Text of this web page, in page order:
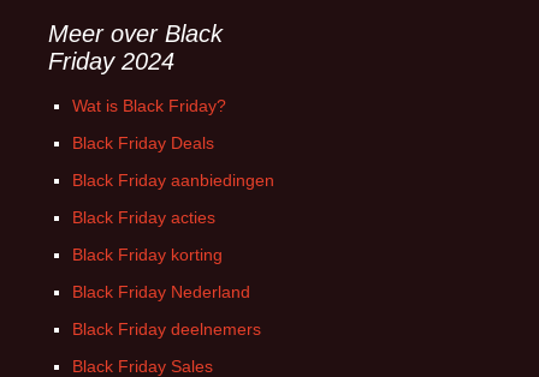
Meer over Black
Friday 2024
Wat is Black Friday?
Black Friday Deals
Black Friday aanbiedingen
Black Friday acties
Black Friday korting
Black Friday Nederland
Black Friday deelnemers
Black Friday Sales